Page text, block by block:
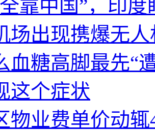
靠中国”，印
场出现携爆无
血糖高脚最先“
这个症状
物业费单价动